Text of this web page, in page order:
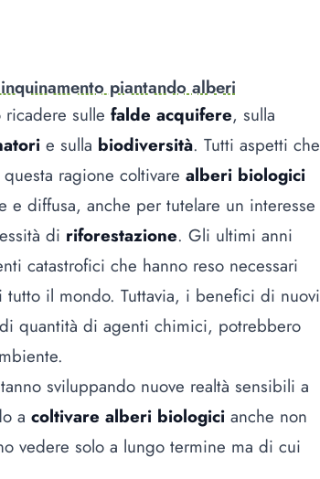
piantando alberi
sulle falde acquifere, sulla
e sulla biodiversità. Tutti aspetti che
ragione coltivare alberi biologici
e diffusa, anche per tutelare un interesse
di riforestazione. Gli ultimi anni
catastrofici che hanno reso necessari
il mondo. Tuttavia, i benefici di nuovi
quantità di agenti chimici, potrebbero
sviluppando nuove realtà sensibili a
a coltivare alberi biologici anche non
vedere solo a lungo termine ma di cui